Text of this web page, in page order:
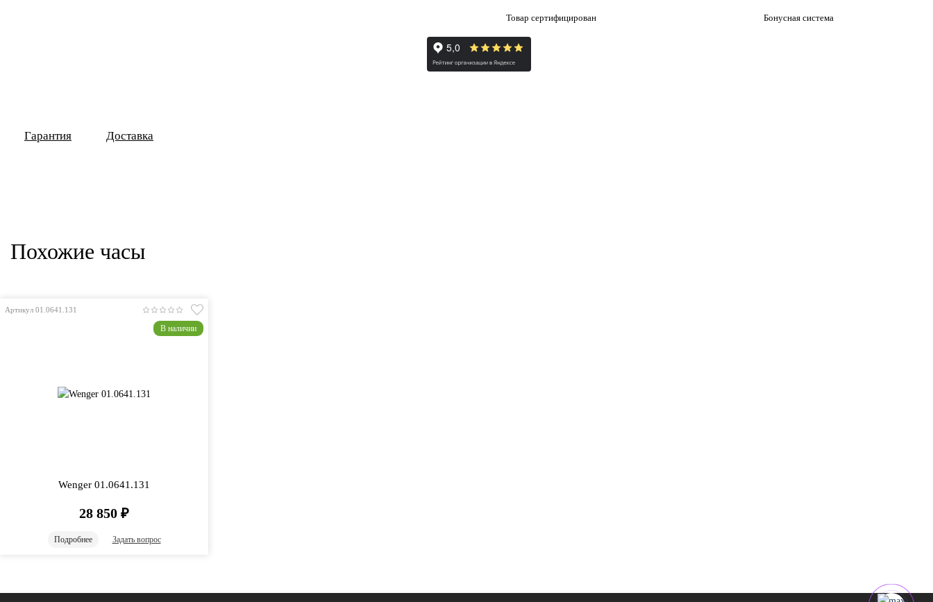
Товар сертифицирован Бонусная система
Гарантия Доставка
Похожие часы
Артикул 01.0641.131
В наличии
Wenger 01.0641.131
28 850 ₽
Подробнее Задать вопрос